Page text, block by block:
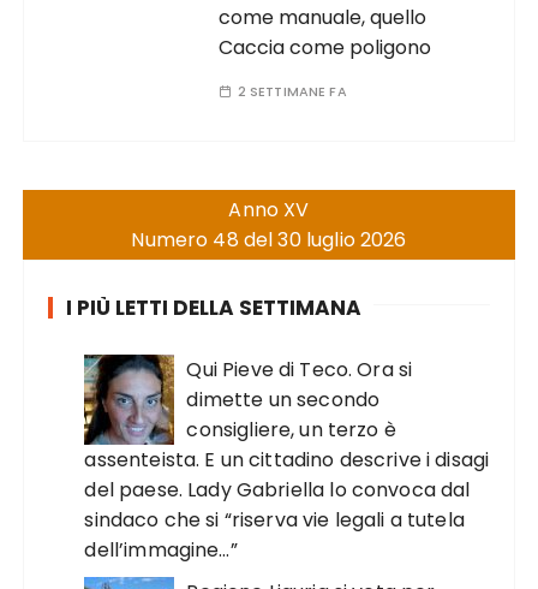
come manuale, quello
Caccia come poligono
2 SETTIMANE FA
Anno XV
Numero 48 del 30 luglio 2026
I PIÙ LETTI DELLA SETTIMANA
Qui Pieve di Teco. Ora si
dimette un secondo
consigliere, un terzo è
assenteista. E un cittadino descrive i disagi
del paese. Lady Gabriella lo convoca dal
sindaco che si “riserva vie legali a tutela
dell’immagine…”